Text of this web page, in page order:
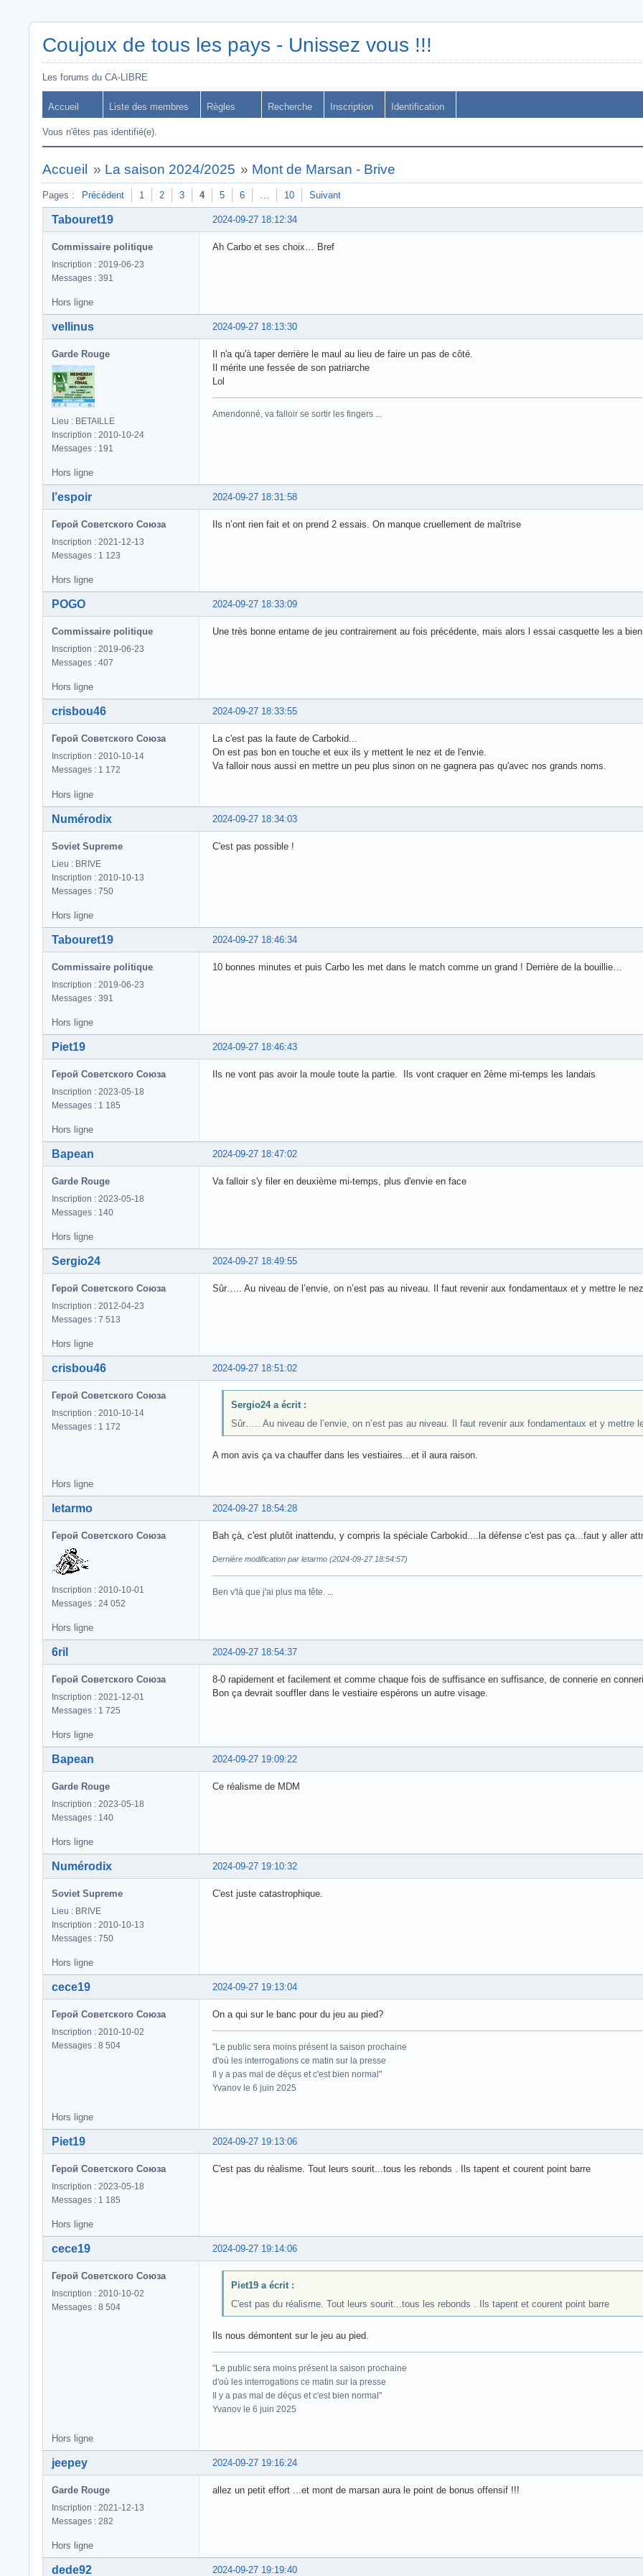
Coujoux de tous les pays - Unissez vous !!!
Les forums du CA-LIBRE
Accueil Liste des membres Règles Recherche Inscription Identification
Vous n'êtes pas identifié(e).
Accueil » La saison 2024/2025 » Mont de Marsan - Brive
Pages : Précédent 1 2 3 4 5 6 … 10 Suivant
2024-09-27 18:12:34
Tabouret19
Commissaire politique
Inscription : 2019-06-23
Messages : 391
Ah Carbo et ses choix… Bref
Hors ligne
2024-09-27 18:13:30
vellinus
Garde Rouge
Lieu : BETAILLE
Inscription : 2010-10-24
Messages : 191
Il n'a qu'à taper derrière le maul au lieu de faire un pas de côté.
Il mérite une fessée de son patriarche
Lol
Amendonné, va falloir se sortir les fingers ...
Hors ligne
2024-09-27 18:31:58
l’espoir
Герой Советского Союза
Inscription : 2021-12-13
Messages : 1 123
Ils n’ont rien fait et on prend 2 essais. On manque cruellement de maîtrise
Hors ligne
2024-09-27 18:33:09
POGO
Commissaire politique
Inscription : 2019-06-23
Messages : 407
Une très bonne entame de jeu contrairement au fois précédente, mais alors l essai casquette les a
Hors ligne
2024-09-27 18:33:55
crisbou46
Герой Советского Союза
Inscription : 2010-10-14
Messages : 1 172
La c'est pas la faute de Carbokid...
On est pas bon en touche et eux ils y mettent le nez et de l'envie.
Va falloir nous aussi en mettre un peu plus sinon on ne gagnera pas qu'avec nos grands noms.
Hors ligne
2024-09-27 18:34:03
Numérodix
Soviet Supreme
Lieu : BRIVE
Inscription : 2010-10-13
Messages : 750
C'est pas possible !
Hors ligne
2024-09-27 18:46:34
Tabouret19
Commissaire politique
Inscription : 2019-06-23
Messages : 391
10 bonnes minutes et puis Carbo les met dans le match comme un grand ! Derrière de la bouillie…
Hors ligne
2024-09-27 18:46:43
Piet19
Герой Советского Союза
Inscription : 2023-05-18
Messages : 1 185
Ils ne vont pas avoir la moule toute la partie. Ils vont craquer en 2ème mi-temps les landais
Hors ligne
2024-09-27 18:47:02
Bapean
Garde Rouge
Inscription : 2023-05-18
Messages : 140
Va falloir s'y filer en deuxième mi-temps, plus d'envie en face
Hors ligne
2024-09-27 18:49:55
Sergio24
Герой Советского Союза
Inscription : 2012-04-23
Messages : 7 513
Sûr….. Au niveau de l’envie, on n’est pas au niveau. Il faut revenir aux fondamentaux et y mettre le
Hors ligne
2024-09-27 18:51:02
crisbou46
Герой Советского Союза
Inscription : 2010-10-14
Messages : 1 172
Sergio24 a écrit :
Sûr….. Au niveau de l’envie, on n’est pas au niveau. Il faut revenir aux fondamentaux et y mettre
A mon avis ça va chauffer dans les vestiaires...et il aura raison.
Hors ligne
2024-09-27 18:54:28
letarmo
Герой Советского Союза
Inscription : 2010-10-01
Messages : 24 052
Bah çà, c'est plutôt inattendu, y compris la spéciale Carbokid....la défense c'est pas ça...faut y aller
Dernière modification par letarmo (2024-09-27 18:54:57)
Ben v'là que j'ai plus ma tête. ...
Hors ligne
2024-09-27 18:54:37
6ril
Герой Советского Союза
Inscription : 2021-12-01
Messages : 1 725
8-0 rapidement et facilement et comme chaque fois de suffisance en suffisance, de connerie en
Bon ça devrait souffler dans le vestiaire espérons un autre visage.
Hors ligne
2024-09-27 19:09:22
Bapean
Garde Rouge
Inscription : 2023-05-18
Messages : 140
Ce réalisme de MDM
Hors ligne
2024-09-27 19:10:32
Numérodix
Soviet Supreme
Lieu : BRIVE
Inscription : 2010-10-13
Messages : 750
C'est juste catastrophique.
Hors ligne
2024-09-27 19:13:04
cece19
Герой Советского Союза
Inscription : 2010-10-02
Messages : 8 504
On a qui sur le banc pour du jeu au pied?
"Le public sera moins présent la saison prochaine
d'où les interrogations ce matin sur la presse
Il y a pas mal de déçus et c'est bien normal"
Yvanov le 6 juin 2025
Hors ligne
2024-09-27 19:13:06
Piet19
Герой Советского Союза
Inscription : 2023-05-18
Messages : 1 185
C'est pas du réalisme. Tout leurs sourit...tous les rebonds . Ils tapent et courent point barre
Hors ligne
2024-09-27 19:14:06
cece19
Герой Советского Союза
Inscription : 2010-10-02
Messages : 8 504
Piet19 a écrit :
C'est pas du réalisme. Tout leurs sourit...tous les rebonds . Ils tapent et courent point barre
Ils nous démontent sur le jeu au pied.
"Le public sera moins présent la saison prochaine
d'où les interrogations ce matin sur la presse
Il y a pas mal de déçus et c'est bien normal"
Yvanov le 6 juin 2025
Hors ligne
2024-09-27 19:16:24
jeepey
Garde Rouge
Inscription : 2021-12-13
Messages : 282
allez un petit effort ...et mont de marsan aura le point de bonus offensif !!!
Hors ligne
2024-09-27 19:19:40
dede92